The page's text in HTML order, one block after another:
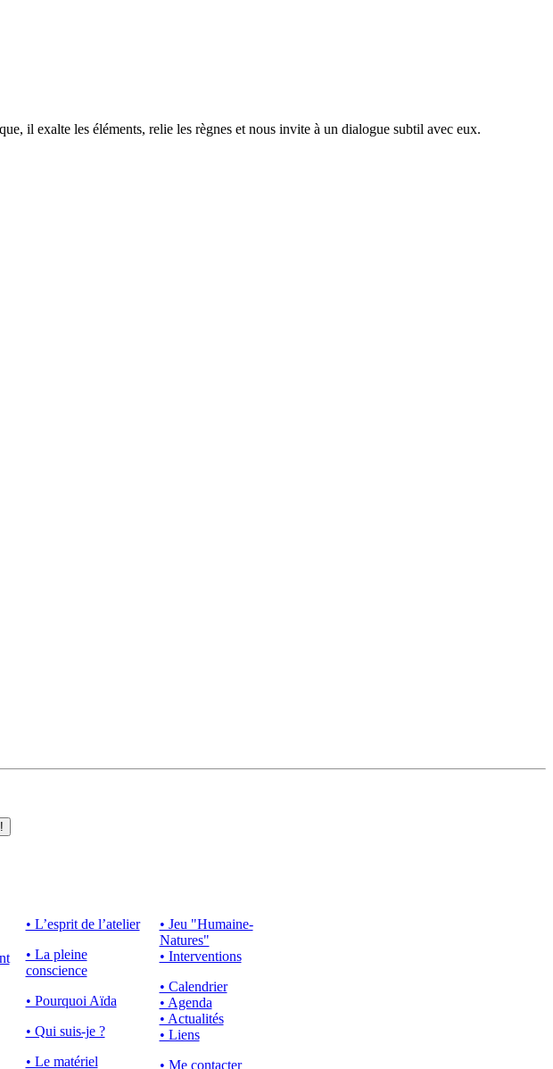
il exalte les éléments, relie les règnes et nous invite à un dialogue subtil avec eux.
• L’esprit de l’atelier
• La pleine
conscience
• Pourquoi Aïda
• Qui suis-je ?
• Le matériel
• Jeu "Humaine-
Natures"
• Interventions
• Calendrier
• Agenda
• Actualités
• Liens
• Me contacter